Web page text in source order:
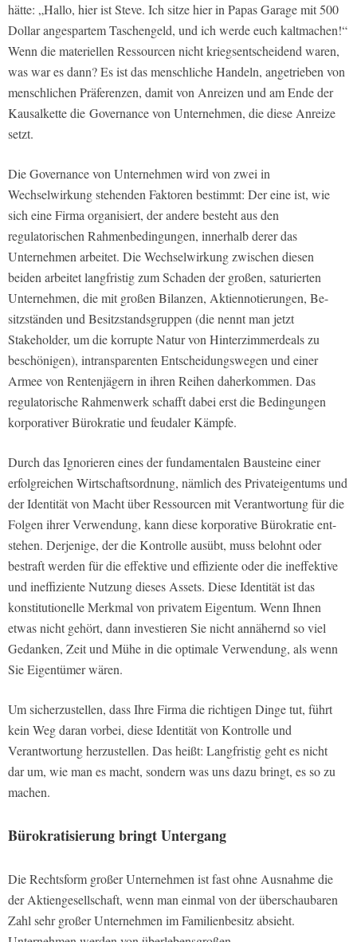
hätte: „Hallo, hier ist Steve. Ich sitze hier in Papas Garage mit 500
Dollar angespartem Taschengeld, und ich werde euch kaltmachen!“
Wenn die materiellen Ressourcen nicht kriegsentscheidend waren,
was war es dann? Es ist das menschliche Handeln, angetrieben von
mensch­lichen Präferenzen, damit von Anreizen und am Ende der
Kausalkette die Governance von Unternehmen, die die­se Anreize
setzt.
Die Governance von Unternehmen wird von zwei in
Wechselwirkung ste­henden Faktoren bestimmt: Der eine ist, wie
sich eine Firma organisiert, der andere besteht aus den
regulatorischen Rahmenbedingungen, innerhalb derer das
Unternehmen arbeitet. Die Wechsel­wirkung zwischen diesen
beiden arbei­tet langfristig zum Schaden der großen, saturierten
Unternehmen, die mit gro­ßen Bilanzen, Aktiennotierungen, Be­
sitzständen und Besitzstandsgruppen (die nennt man jetzt
Stakeholder, um die korrupte Natur von Hinterzimmer­deals zu
beschönigen), intransparenten Entscheidungswegen und einer
Armee von Rentenjägern in ihren Reihen da­herkommen. Das
regulatorische Rah­menwerk schafft dabei erst die Bedin­gungen
korporativer Bürokratie und feudaler Kämpfe.
Durch das Ignorieren eines der fun­damentalen Bausteine einer
erfolgrei­chen Wirtschaftsordnung, nämlich des Privateigentums und
der Identität von Macht über Ressourcen mit Verantwor­tung für die
Folgen ihrer Verwendung, kann diese korporative Bürokratie ent­
stehen. Derjenige, der die Kontrolle aus­übt, muss belohnt oder
bestraft werden für die effektive und effiziente oder die ineffektive
und ineffiziente Nutzung dieses Assets. Diese Identität ist das
konstitutionelle Merkmal von privatem Eigentum. Wenn Ihnen
etwas nicht ge­hört, dann investieren Sie nicht annähernd so viel
Gedanken, Zeit und Mühe in die optimale Verwendung, als wenn
Sie Eigentümer wären.
Um sicherzustellen, dass Ihre Firma die richtigen Dinge tut, führt
kein Weg daran vorbei, diese Identität von Kontrolle und
Verantwortung herzustellen. Das heißt: Langfristig geht es nicht
dar­ um, wie man es macht, sondern was uns dazu bringt, es so zu
machen.
Bürokratisierung bringt Untergang
Die Rechtsform großer Unternehmen ist fast ohne Ausnahme die
der Aktiengesellschaft, wenn man einmal von der überschaubaren
Zahl sehr großer Unternehmen im Familienbesitz absieht.